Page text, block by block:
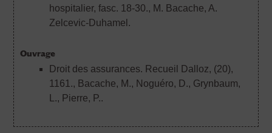
hospitalier, fasc. 18-30., M. Bacache, A.
Zelcevic-Duhamel.
Ouvrage
Droit des assurances. Recueil Dalloz, (20),
1161., Bacache, M., Noguéro, D., Grynbaum,
L., Pierre, P..